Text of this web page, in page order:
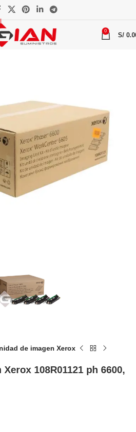
0
S/
de imagen Xerox
108R01121 ph 6600,